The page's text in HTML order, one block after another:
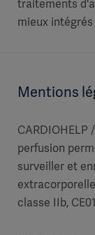
traitements
mieux
Mentions
CARDIOHELP
perfusion
surveiller et
classe IIb,